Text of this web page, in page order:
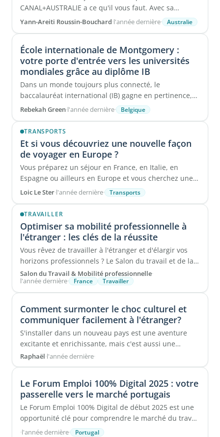
CANAL+AUSTRALIE a ce qu'il vous faut. Avec sa
nouvelle formule d'abonnement EASY ...
Yann-Areiti Roussin-Bouchard·l'année dernière· Australie
École internationale de Montgomery :
votre porte d'entrée vers les universités
mondiales grâce au diplôme IB
Dans un monde toujours plus connecté, le
baccalauréat international (IB) gagne en pertinence,
en proposant une formation rigoureuse qui ...
Rebekah Green·l'année dernière· Belgique
TRANSPORTS
Et si vous découvriez une nouvelle façon
de voyager en Europe ?
Vous préparez un séjour en France, en Italie, en
Espagne ou ailleurs en Europe et vous cherchez une
solution de mobilité ...
Loic Le Ster·l'année dernière· Transports
TRAVAILLER
Optimiser sa mobilité professionnelle à
l'étranger : les clés de la réussite
Vous rêvez de travailler à l'étranger et d'élargir vos
horizons professionnels ? Le Salon du travail et de la
...
Salon du Travail & Mobilité professionnelle·
l'année dernière· France Travailler
Comment surmonter le choc culturel et
communiquer facilement à l'étranger?
S'installer dans un nouveau pays est une aventure
excitante et enrichissante, mais c'est aussi une
expérience marquée par de ...
Raphaël·l'année dernière·
Le Forum Emploi 100% Digital 2025 : votre
passerelle vers le marché portugais
Le Forum Emploi 100% Digital de début 2025 est une
opportunité clé pour comprendre le marché du travail
portugais, avec ...
·l'année dernière· Portugal